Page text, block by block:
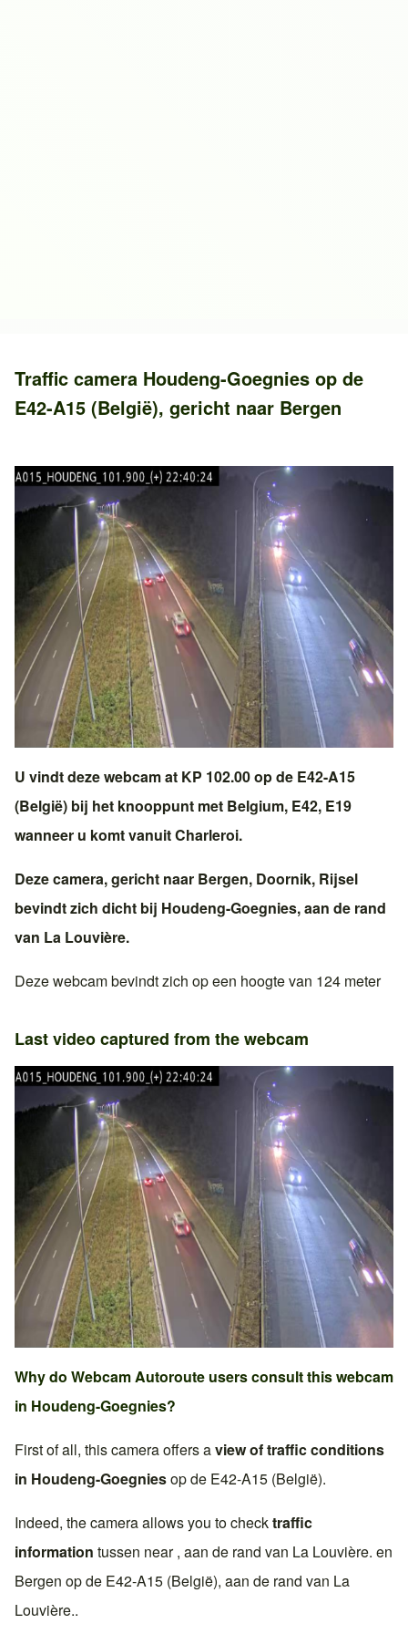
Traffic camera Houdeng-Goegnies op de
E42-A15 (België), gericht naar Bergen
U vindt deze webcam at KP 102.00 op de E42-A15
(België) bij het knooppunt met Belgium, E42, E19
wanneer u komt vanuitCharleroi.
Deze camera, gericht naar Bergen, Doornik, Rijsel
bevindt zich dicht bij Houdeng-Goegnies, aan de rand
van La Louvière.
Deze webcam bevindt zich op een hoogte van 124 meter
Last video captured from the webcam
Why do Webcam Autoroute users consult this webcam
in Houdeng-Goegnies?
First of all, this camera offers aview of traffic conditions
in Houdeng-Goegniesop de E42-A15 (België).
Indeed, the camera allows you to checktraffic
information tussen near , aan de rand van La Louvière. en
Bergen op de E42-A15 (België), aan de rand van La
Louvière..